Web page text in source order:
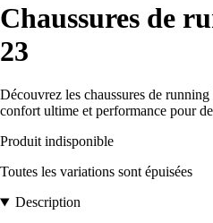
Chaussures de
23
Découvrez les chaussures de
confort ultime et performance pour
Produit indisponible
Toutes les variations sont épuisées
Description